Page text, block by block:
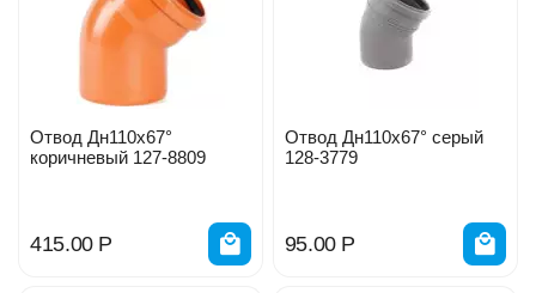
Отвод Дн110х67°
коричневый 127-8809
415.00 Р
Отвод Дн110х67° серый
128-3779
95.00 Р